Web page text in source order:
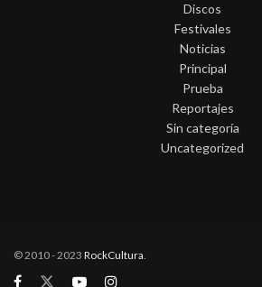
Discos
Festivales
Noticias
Principal
Prueba
Reportajes
Sin categoría
Uncategorized
© 2010 - 2023 RockCultura.